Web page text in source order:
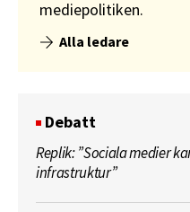
mediepolitiken.
Alla ledare
Debatt
Replik: ”Sociala medier
infrastruktur”